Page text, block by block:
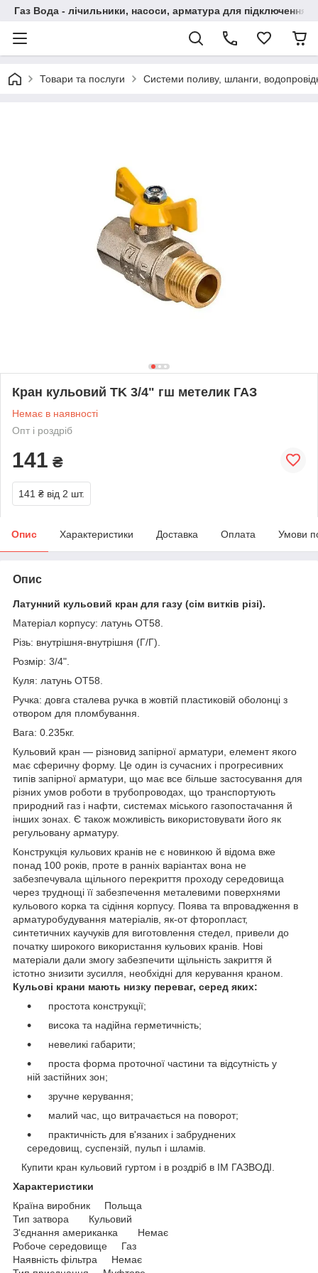
Газ Вода - лічильники, насоси, арматура для підключення,
Товари та послуги Системи поливу, шланги,
Кран кульовий TK 3/4" гш метелик ГАЗ
Немає в наявності
Опт і роздріб
141 ₴
141 ₴ від 2 шт.
Опис Характеристики Доставка Оплата Умови
Опис
Латунний кульовий кран для газу (сім витків різі).
Матеріал корпусу: латунь ОТ58.
Різь: внутрішня-внутрішня (Г/Г).
Розмір: 3/4".
Куля: латунь ОТ58.
Ручка: довга сталева ручка в жовтій пластиковій оболонці з
отвором для пломбування.
Вага: 0.235кг.
Кульовий кран — різновид запірної арматури, елемент якого
має сферичну форму. Це один із сучасних і прогресивних
типів запірної арматури, що має все більше застосування для
різних умов роботи в трубопроводах, що транспортують
природний газ і нафти, системах міського газопостачання й
інших зонах. Є також можливість використовувати його як
регульовану арматуру.
Конструкція кульових кранів не є новинкою й відома вже
понад 100 років, проте в ранніх варіантах вона не
забезпечувала щільного перекриття проходу середовища
через труднощі її забезпечення металевими поверхнями
кульового корка та сідіння корпусу. Поява та впровадження в
арматуробудування матеріалів, як-от фторопласт,
синтетичних каучуків для виготовлення стедел, привели до
початку широкого використання кульових кранів. Нові
матеріали дали змогу забезпечити щільність закриття й
істотно знизити зусилля, необхідні для керування краном.
Кульові крани мають низку переваг, серед яких:
простота конструкції;
висока та надійна герметичність;
невеликі габарити;
проста форма проточної частини та відсутність у
ній застійних зон;
зручне керування;
малий час, що витрачається на поворот;
практичність для в'язаних і забруднених
середовищ, суспензій, пульп і шламів.
Купити кран кульовий гуртом і в роздріб в ІМ ГАЗВОДІ.
Характеристики
Країна виробник Польща
Тип затвора Кульовий
З'єднання американка Немає
Робоче середовище Газ
Наявність фільтра Немає